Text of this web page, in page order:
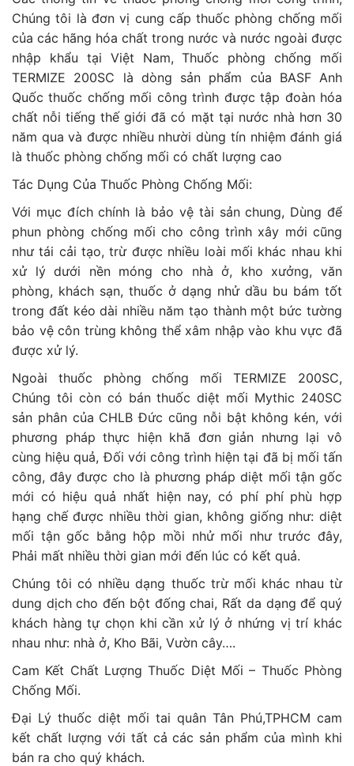
Chúng tôi là đơn vị cung cấp thuốc phòng chống mối
của các hãng hóa chất trong nước và nước ngoài được
nhập khẩu tại Việt Nam, Thuốc phòng chống mối
TERMIZE 200SC là dòng sản phẩm của BASF Anh
Quốc thuốc chống mối công trình được tập đoàn hóa
chất nỗi tiếng thế giới đã có mặt tại nước nhà hơn 30
năm qua và được nhiều nhười dùng tín nhiệm đánh giá
là thuốc phòng chống mối có chất lượng cao
Tác Dụng Của Thuốc Phòng Chống Mối:
Với mục đích chính là bảo vệ tài sản chung, Dùng để
phun phòng chống mối cho công trình xây mới cũng
như tái cải tạo, trừ được nhiều loài mối khác nhau khi
xử lý dưới nền móng cho nhà ở, kho xưởng, văn
phòng, khách sạn, thuốc ở dạng nhử dầu bu bám tốt
trong đất kéo dài nhiều năm tạo thành một bức tường
bảo vệ côn trùng không thể xâm nhập vào khu vực đã
được xử lý.
Ngoài thuốc phòng chống mối TERMIZE 200SC,
Chúng tôi còn có bán thuốc diệt mối Mythic 240SC
sản phân của CHLB Đức cũng nỗi bật không kén, với
phương pháp thực hiện khã đơn giản nhưng lại vô
cùng hiệu quả, Đối với công trình hiện tại đã bị mối tấn
công, đây được cho là phương pháp diệt mối tận gốc
mới có hiệu quả nhất hiện nay, có phí phí phù hợp
hạng chế được nhiều thời gian, không giống như: diệt
mối tận gốc bằng hộp mồi nhử mối như trước đây,
Phải mất nhiều thời gian mới đến lúc có kết quả.
Chúng tôi có nhiều dạng thuốc trừ mối khác nhau từ
dung dịch cho đến bột đống chai, Rất da dạng để quý
khách hàng tự chọn khi cần xử lý ở nhứng vị trí khác
nhau như: nhà ở, Kho Bãi, Vườn cây….
Cam Kết Chất Lượng Thuốc Diệt Mối – Thuốc Phòng
Chống Mối.
Đại Lý thuốc diệt mối tai quân Tân Phú,TPHCM cam
kết chất lượng với tất cả các sản phẩm của mình khi
bán ra cho quý khách.